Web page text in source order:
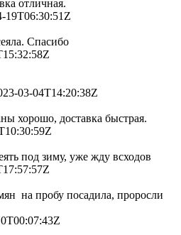
отличная.
19T06:30:51Z
Спасибо
03-04T14:20:38Z
хорошо, доставка быстрая.
под зиму, уже жду всходов
на пробу посадила, проросли